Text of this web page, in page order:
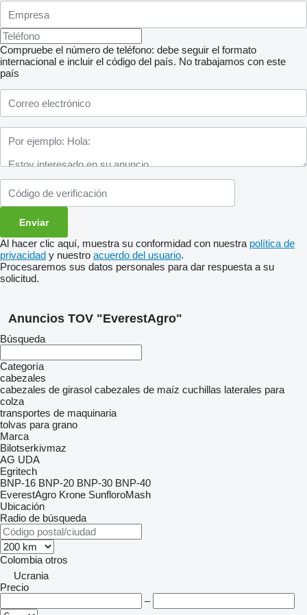
Compruebe el número de teléfono: debe seguir el formato
internacional e incluir el código del país. No trabajamos con este
país
Al hacer clic aquí, muestra su conformidad con nuestra política de
privacidad y nuestro acuerdo del usuario.
Procesaremos sus datos personales para dar respuesta a su
solicitud.
Anuncios TOV "EverestAgro"
Búsqueda
Categoría
cabezales
cabezales de girasol cabezales de maíz cuchillas laterales para
colza
transportes de maquinaria
tolvas para grano
Marca
Bilotserkivmaz
AG UDA
Egritech
BNP-16 BNP-20 BNP-30 BNP-40
EverestAgro Krone SunfloroMash
Ubicación
Radio de búsqueda
Colombia otros
Ucrania
Precio
–